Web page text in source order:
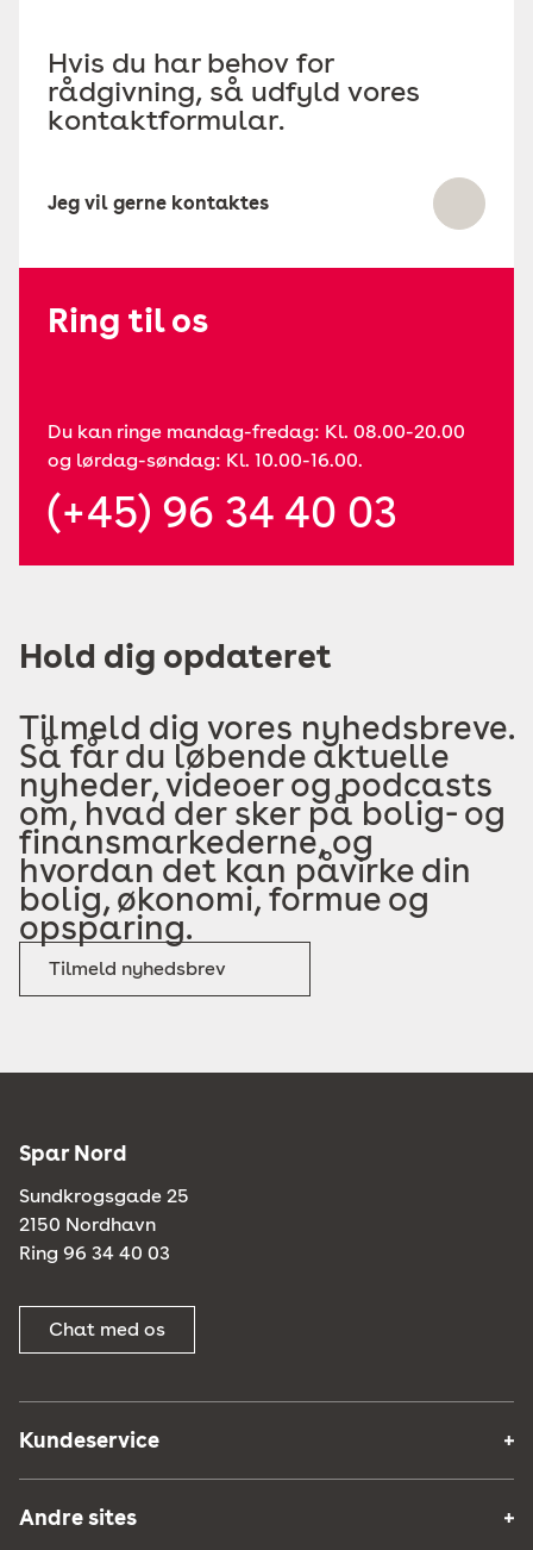
Hvis du har behov for
rådgivning, så udfyld vores
kontaktformular.
Jeg vil gerne kontaktes
Ring til os
Du kan ringe mandag-fredag: Kl. 08.00-20.00
og lørdag-søndag: Kl. 10.00-16.00.
(+45) 96 34 40 03
Hold dig opdateret
Tilmeld dig vores nyhedsbreve.
Så får du løbende aktuelle
nyheder, videoer og podcasts
om, hvad der sker på bolig- og
finansmarkederne, og
hvordan det kan påvirke din
bolig, økonomi, formue og
opsparing.
Tilmeld nyhedsbrev
Spar Nord
Sundkrogsgade 25
2150 Nordhavn
Ring 96 34 40 03
Chat med os
Kundeservice
Andre sites